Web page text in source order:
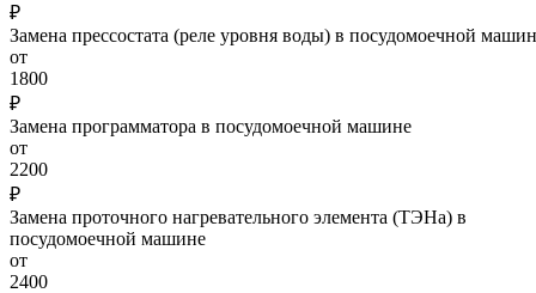
₽
Замена прессостата (реле уровня воды) в посудомоечной
от
1800
₽
Замена программатора в посудомоечной машине
от
2200
₽
Замена проточного нагревательного элемента (ТЭНа) в
посудомоечной машине
от
2400